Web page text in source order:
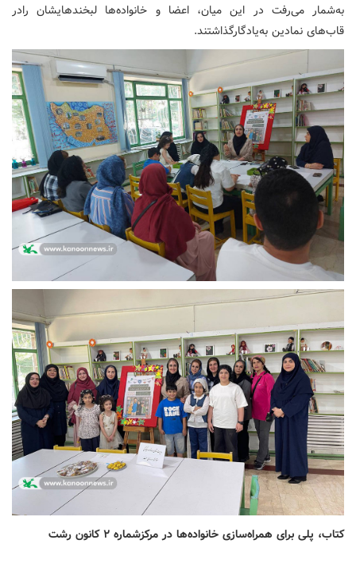
به‌شمار می‌رفت در این میان، اعضا و خانواده‌ها لبخندهایشان رادر
قاب‌های نمادین به‌یادگارگذاشتند.
کتاب، پلی برای همراه‌سازی خانواده‌ها در مرکزشماره ۲ کانون رشت